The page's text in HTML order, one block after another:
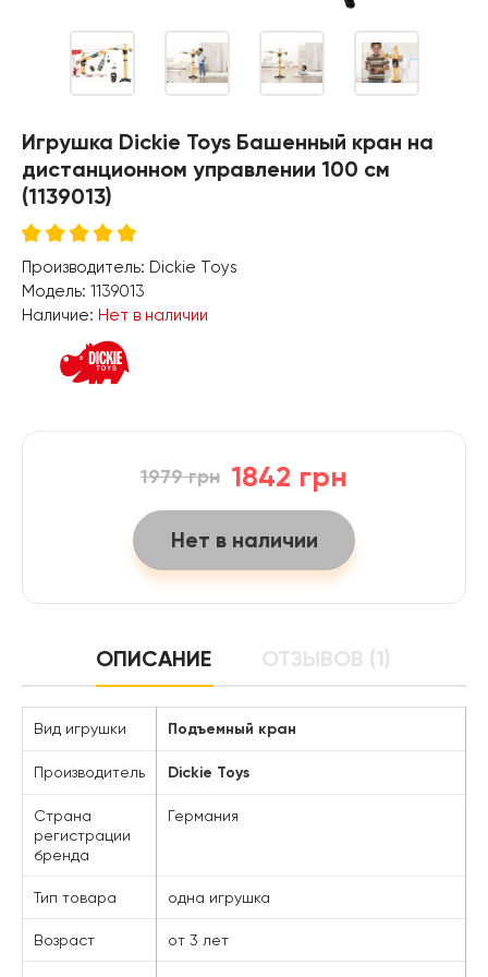
Игрушка Dickie Toys Башенный кран на
дистанционном управлении 100 см
(1139013)
Производитель: Dickie Toys
Модель: 1139013
Наличие: Нет в наличии
1842 грн
1979 грн
Нет в наличии
ОПИСАНИЕ ОТЗЫВОВ (1)
Вид игрушки Подъемный кран
Производитель Dickie Toys
Страна
регистрации
бренда
Германия
Тип товара одна игрушка
Возраст от 3 лет